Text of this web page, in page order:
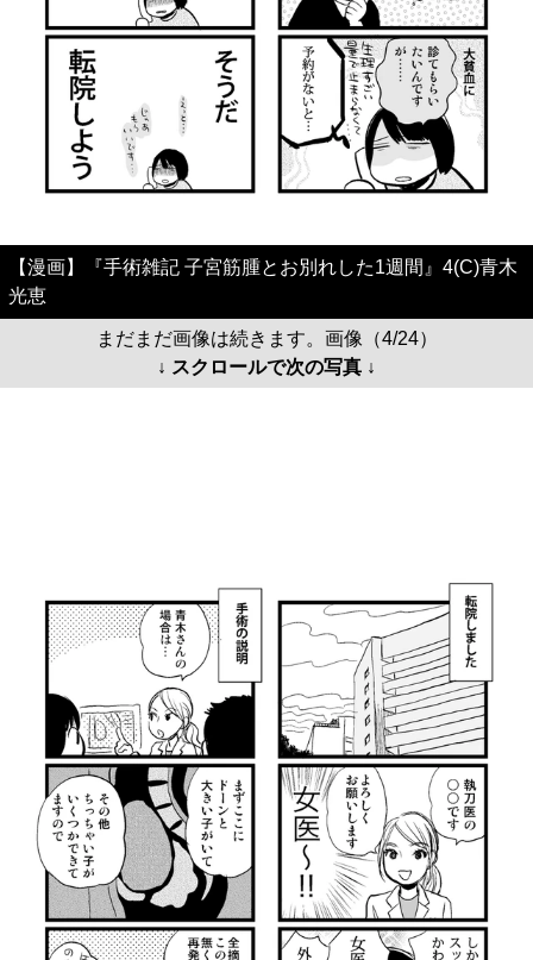
【漫画】『手術雑記 子宮筋腫とお別れした1週間』4(C)青木
光恵
まだまだ画像は続きます。画像（4/24）
↓ スクロールで次の写真 ↓